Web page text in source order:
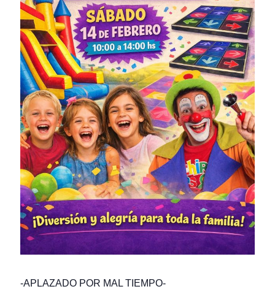
-APLAZADO POR MAL TIEMPO-